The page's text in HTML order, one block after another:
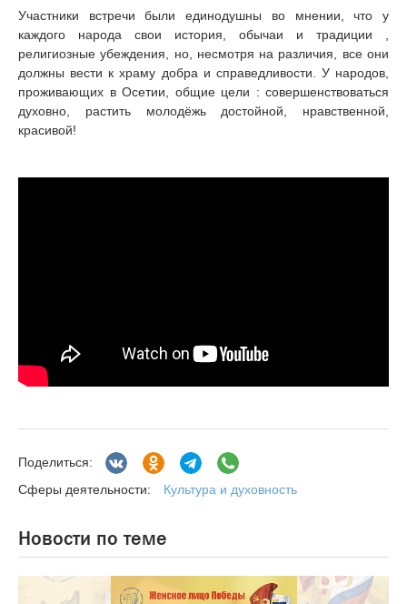
Участники встречи были единодушны во мнении, что у
каждого народа свои история, обычаи и традиции ,
религиозные убеждения, но, несмотря на различия, все они
должны вести к храму добра и справедливости. У народов,
проживающих в Осетии, общие цели : совершенствоваться
духовно, растить молодёжь достойной, нравственной,
красивой!
Поделиться:
Сферы деятельности:
Культура и духовность
Новости по теме